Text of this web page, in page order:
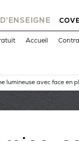
Accueil
lumineuse avec face